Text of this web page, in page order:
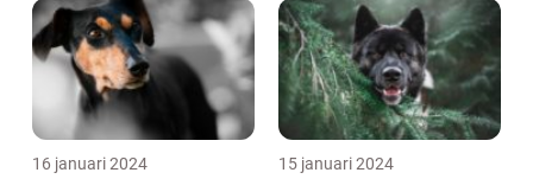
16 januari 2024 15 januari 2024